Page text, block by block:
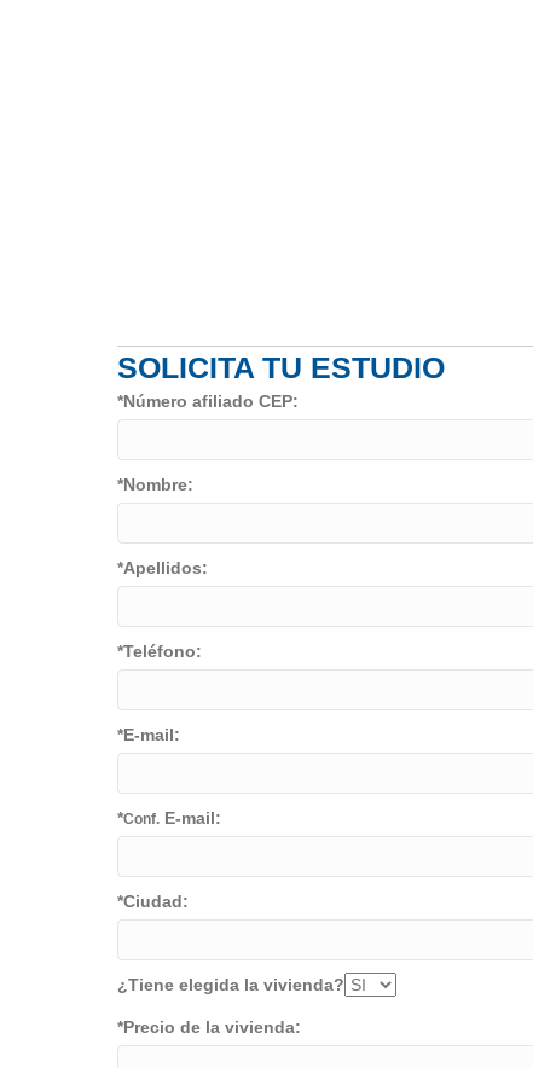
SOLICITA TU ESTUDIO
*Número afiliado CEP:
*Nombre:
*Apellidos:
*Teléfono:
*E-mail:
*Conf.E-mail:
*Ciudad:
¿Tiene elegida la vivienda?
*Precio de la vivienda: